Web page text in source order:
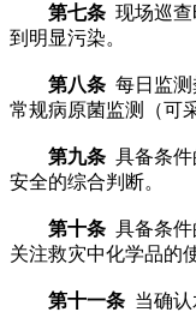
第七条 现场巡
到明显污染。
第八条 每日监
常规病原菌监测（可
第九条 具备条
安全的综合判断。
第十条 具备条
关注救灾中化学品的
第十一条 当确